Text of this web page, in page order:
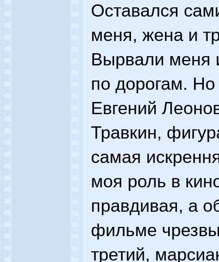
Оставался
меня, жена и
Вырвали меня
по дорогам. Но
Евгений
Травкин,
самая
моя роль в
правдивая, а
фильме
третий,